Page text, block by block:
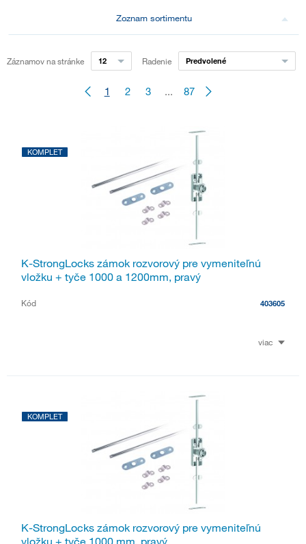
Zoznam sortimentu
Záznamov na stránke 12 Radenie Predvolené
1 2 3 ... 87
KOMPLET
K-StrongLocks zámok rozvorový pre vymeniteľnú
vložku + tyče 1000 a 1200mm, pravý
Kód 403605
viac
KOMPLET
K-StrongLocks zámok rozvorový pre vymeniteľnú
vložku + tyče 1000 mm, pravý